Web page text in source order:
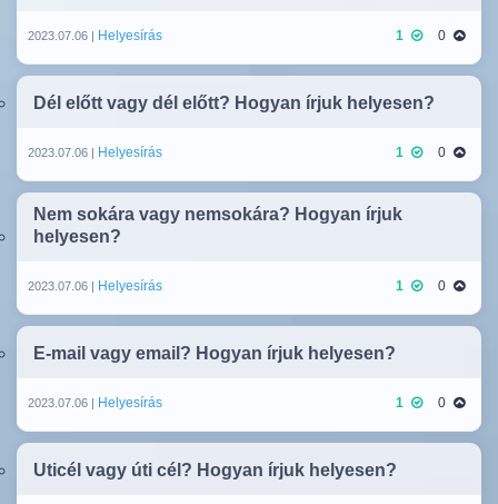
2023.07.06 | Helyesírás 1 0
Dél előtt vagy dél előtt? Hogyan írjuk helyesen?
2023.07.06 | Helyesírás 1 0
Nem sokára vagy nemsokára? Hogyan írjuk
helyesen?
2023.07.06 | Helyesírás 1 0
E-mail vagy email? Hogyan írjuk helyesen?
2023.07.06 | Helyesírás 1 0
Uticél vagy úti cél? Hogyan írjuk helyesen?